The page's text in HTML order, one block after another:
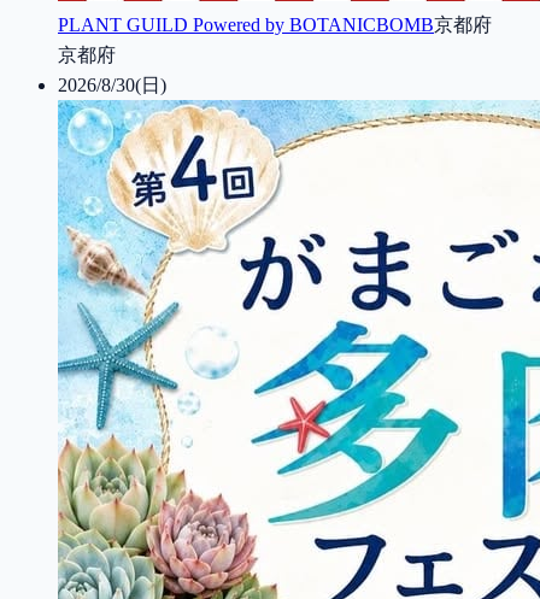
PLANT GUILD Powered by BOTANICBOMB京都府
京都府
2026/8/30(日)